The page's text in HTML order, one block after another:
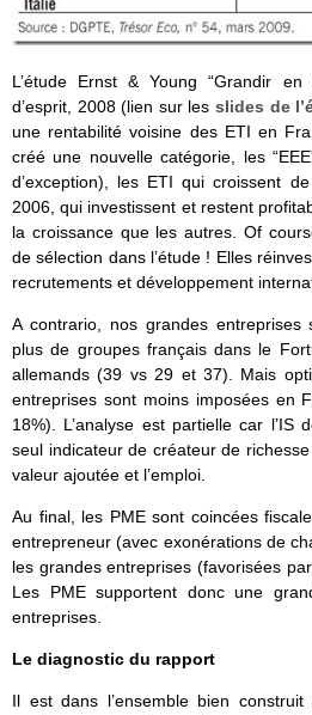
L’étude Ernst & Young “Grandir
d’esprit, 2008 (lien sur les slides de
une rentabilité voisine des ETI en
créé une nouvelle catégorie, les
d’exception), les ETI qui croissent
2006, qui investissent et restent
la croissance que les autres. Of
de sélection dans l’étude ! Elles
recrutements et développement
A contrario, nos grandes
plus de groupes français dans le
allemands (39 vs 29 et 37). Mais
entreprises sont moins imposées en
18%). L’analyse est partielle car l’IS
seul indicateur de créateur de
valeur ajoutée et l’emploi.
Au final, les PME sont coincées
entrepreneur (avec exonérations de
les grandes entreprises (favorisées
Les PME supportent donc une
entreprises.
Le diagnostic du rapport
Il est dans l’ensemble bien